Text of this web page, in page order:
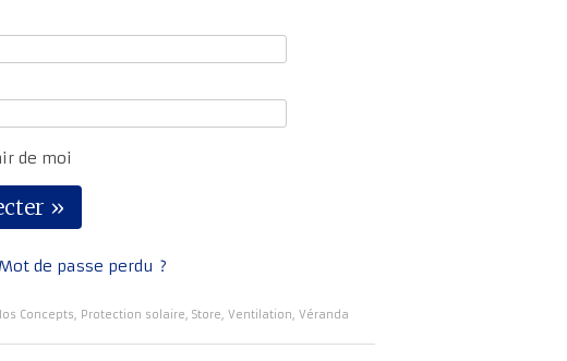
de moi
Mot de passe perdu ?
Concepts, Protection solaire, Store, Ventilation, Véranda